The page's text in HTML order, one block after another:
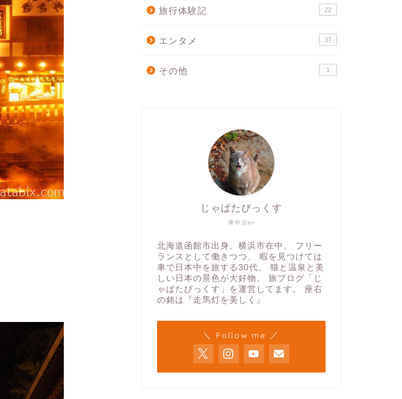
旅行体験記 22
エンタメ 37
その他 1
車中泊er
じゃぱたびっくす
北海道函館市出身、横浜市在中。 フリー
ランスとして働きつつ、 暇を見つけては
車で日本中を旅する30代。 猫と温泉と美
しい日本の景色が大好物。 旅ブログ「じ
ゃぱたびっくす」を運営してます。 座右
の銘は『走馬灯を美しく』
＼ Follow me ／